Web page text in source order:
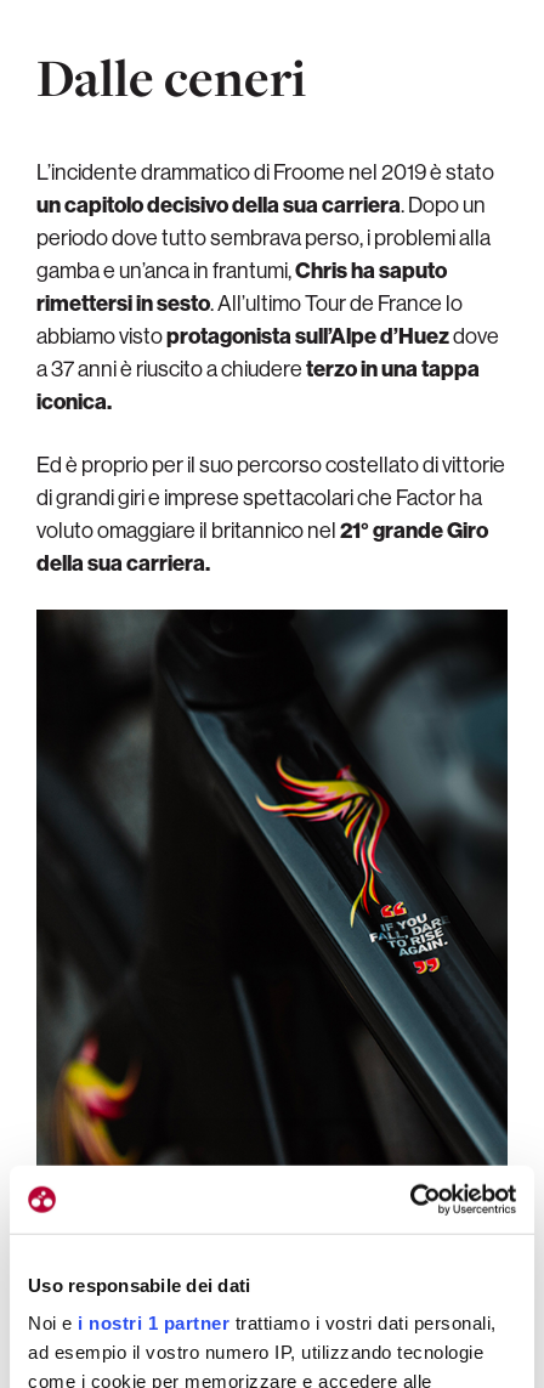
Uso responsabile dei dati
Noi e i nostri 1 partner trattiamo i vostri dati personali,
ad esempio il vostro numero IP, utilizzando tecnologie
come i cookie per memorizzare e accedere alle
Dalle ceneri
L’incidente drammatico diFroome nel 2019 è stato
un capitolo decisivo della sua carriera. Dopo un
periodo dove tutto sembrava perso, i problemi alla
gamba e un’anca in frantumi,Chris hasaputo
rimettersi in sesto. All’ultimo Tour de France lo
abbiamo vistoprotagonista sull’Alpe d’Huezdove
a 37 anni è riuscito a chiudereterzo in una tappa
iconica.
Ed è proprio per il suo percorso costellato di vittorie
di grandi giri e imprese spettacolari che Factor ha
voluto omaggiare il britannico nel21° grande Giro
della sua carriera.